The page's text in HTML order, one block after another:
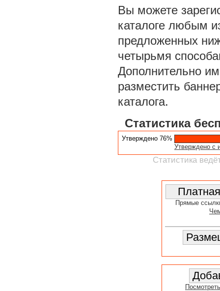
Вы можете
каталоге любым
предложенных
четырьмя
Дополнительно
разместить
каталога.
Статистика
Утверждено 76%
Утверждено с
Статистика
Прямые